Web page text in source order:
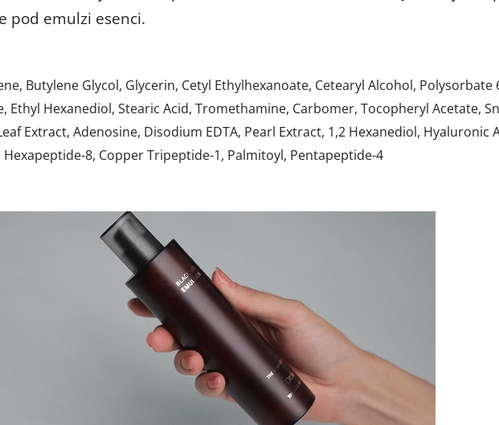
pod emulzi esenci.
Butylene Glycol, Glycerin, Cetyl Ethylhexanoate, Cetearyl Alcohol, Polysorbate
Ethyl Hexanediol, Stearic Acid, Tromethamine, Carbomer, Tocopheryl Acetate,
Extract, Adenosine, Disodium EDTA, Pearl Extract, 1,2 Hexanediol, Hyaluronic
8, Copper Tripeptide-1, Palmitoyl, Pentapeptide-4